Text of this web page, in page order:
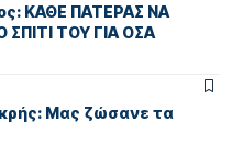
ΚΑΘΕ ΠΑΤΕΡΑΣ ΝΑ
ΣΠΙΤΙ ΤΟΥ ΓΙΑ ΟΣΑ
Μας ζώσανε τα